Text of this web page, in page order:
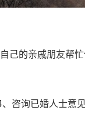
己的亲戚朋友帮
咨询已婚人士意